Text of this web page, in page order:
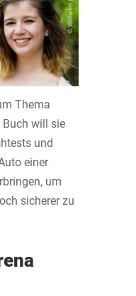
Thema
will sie
und
einer
um
sicherer zu